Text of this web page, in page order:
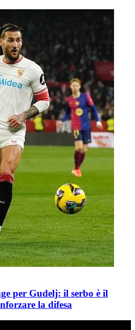
per Gudelj: il serbo è il
la difesa